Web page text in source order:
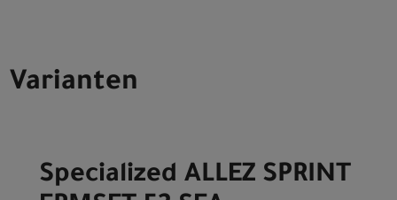
Varianten
Specialized ALLEZ SPRINT